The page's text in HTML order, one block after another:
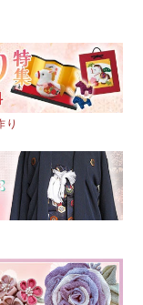
り